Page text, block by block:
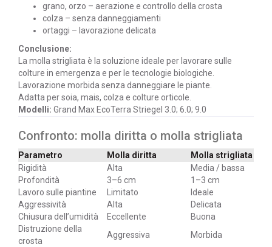
grano, orzo – aerazione e controllo della crosta
colza – senza danneggiamenti
ortaggi – lavorazione delicata
Conclusione:
La molla strigliata è la soluzione ideale per lavorare sulle
colture in emergenza e per le tecnologie biologiche.
Lavorazione morbida senza danneggiare le piante.
Adatta per soia, mais, colza e colture orticole.
Modelli: Grand Max EcoTerra Striegel 3.0; 6.0; 9.0
Confronto: molla diritta o molla strigliata
Parametro Molla diritta
Molla strigliata
Rigidità
Alta
Media / bassa
Profondità
3–6 cm
1–3 cm
Lavoro sulle piantine
Limitato
Ideale
Aggressività
Alta
Delicata
Chiusura dell’umidità
Eccellente
Buona
Distruzione della
crosta
Aggressiva
Morbida